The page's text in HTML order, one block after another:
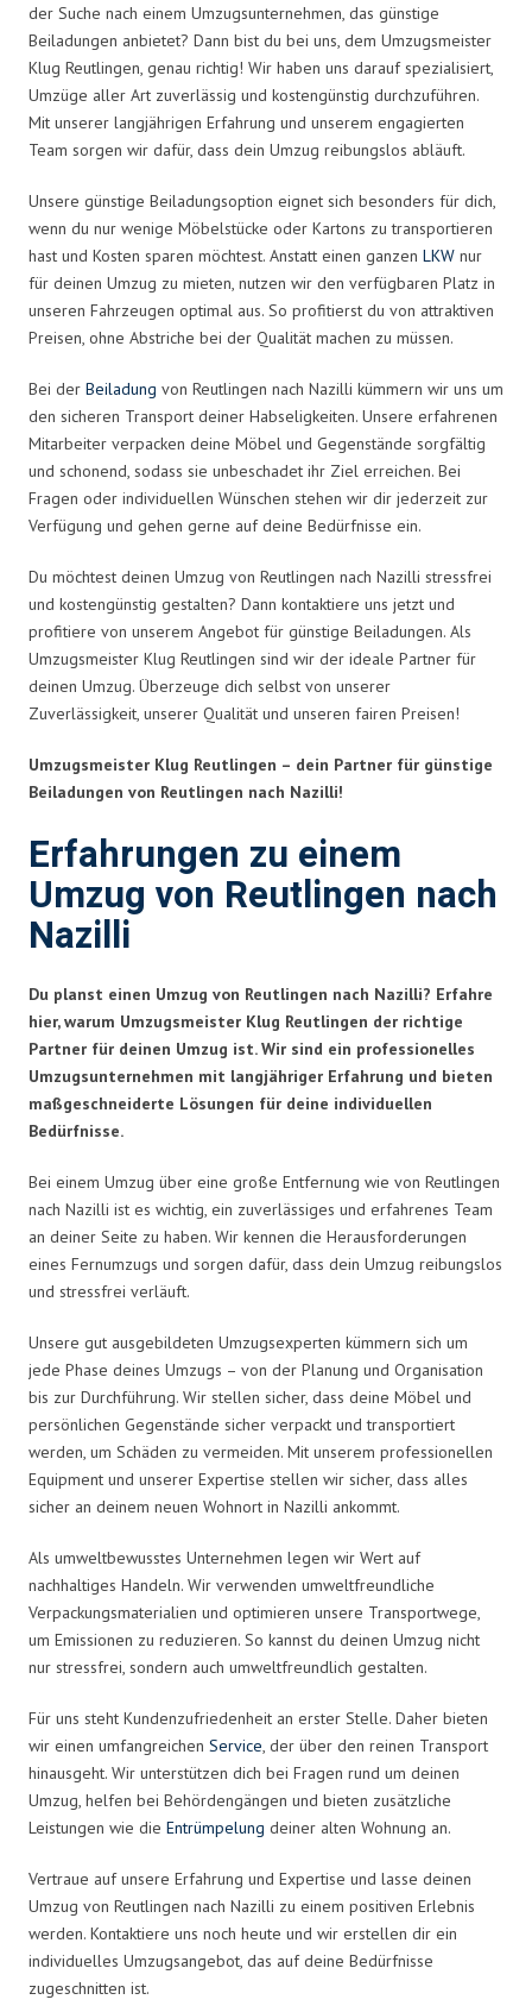
der Suche nach einem Umzugsunternehmen, das günstige
Beiladungen anbietet? Dann bist du bei uns, dem Umzugsmeister
Klug Reutlingen, genau richtig! Wir haben uns darauf spezialisiert,
Umzüge aller Art zuverlässig und kostengünstig durchzuführen.
Mit unserer langjährigen Erfahrung und unserem engagierten
Team sorgen wir dafür, dass dein Umzug reibungslos abläuft.
Unsere günstige Beiladungsoption eignet sich besonders für dich,
wenn du nur wenige Möbelstücke oder Kartons zu transportieren
hast und Kosten sparen möchtest. Anstatt einen ganzen LKW nur
für deinen Umzug zu mieten, nutzen wir den verfügbaren Platz in
unseren Fahrzeugen optimal aus. So profitierst du von attraktiven
Preisen, ohne Abstriche bei der Qualität machen zu müssen.
Bei der Beiladung von Reutlingen nach Nazilli kümmern wir uns um
den sicheren Transport deiner Habseligkeiten. Unsere erfahrenen
Mitarbeiter verpacken deine Möbel und Gegenstände sorgfältig
und schonend, sodass sie unbeschadet ihr Ziel erreichen. Bei
Fragen oder individuellen Wünschen stehen wir dir jederzeit zur
Verfügung und gehen gerne auf deine Bedürfnisse ein.
Du möchtest deinen Umzug von Reutlingen nach Nazilli stressfrei
und kostengünstig gestalten? Dann kontaktiere uns jetzt und
profitiere von unserem Angebot für günstige Beiladungen. Als
Umzugsmeister Klug Reutlingen sind wir der ideale Partner für
deinen Umzug. Überzeuge dich selbst von unserer
Zuverlässigkeit, unserer Qualität und unseren fairen Preisen!
Umzugsmeister Klug Reutlingen – dein Partner für günstige
Beiladungen von Reutlingen nach Nazilli!
Erfahrungen zu einem
Umzug von Reutlingen nach
Nazilli
Du planst einen Umzug von Reutlingen nach Nazilli? Erfahre
hier, warum Umzugsmeister Klug Reutlingen der richtige
Partner für deinen Umzug ist. Wir sind ein professionelles
Umzugsunternehmen mit langjähriger Erfahrung und bieten
maßgeschneiderte Lösungen für deine individuellen
Bedürfnisse.
Bei einem Umzug über eine große Entfernung wie von Reutlingen
nach Nazilli ist es wichtig, ein zuverlässiges und erfahrenes Team
an deiner Seite zu haben. Wir kennen die Herausforderungen
eines Fernumzugs und sorgen dafür, dass dein Umzug reibungslos
und stressfrei verläuft.
Unsere gut ausgebildeten Umzugsexperten kümmern sich um
jede Phase deines Umzugs – von der Planung und Organisation
bis zur Durchführung. Wir stellen sicher, dass deine Möbel und
persönlichen Gegenstände sicher verpackt und transportiert
werden, um Schäden zu vermeiden. Mit unserem professionellen
Equipment und unserer Expertise stellen wir sicher, dass alles
sicher an deinem neuen Wohnort in Nazilli ankommt.
Als umweltbewusstes Unternehmen legen wir Wert auf
nachhaltiges Handeln. Wir verwenden umweltfreundliche
Verpackungsmaterialien und optimieren unsere Transportwege,
um Emissionen zu reduzieren. So kannst du deinen Umzug nicht
nur stressfrei, sondern auch umweltfreundlich gestalten.
Für uns steht Kundenzufriedenheit an erster Stelle. Daher bieten
wir einen umfangreichen Service, der über den reinen Transport
hinausgeht. Wir unterstützen dich bei Fragen rund um deinen
Umzug, helfen bei Behördengängen und bieten zusätzliche
Leistungen wie die Entrümpelung deiner alten Wohnung an.
Vertraue auf unsere Erfahrung und Expertise und lasse deinen
Umzug von Reutlingen nach Nazilli zu einem positiven Erlebnis
werden. Kontaktiere uns noch heute und wir erstellen dir ein
individuelles Umzugsangebot, das auf deine Bedürfnisse
zugeschnitten ist.